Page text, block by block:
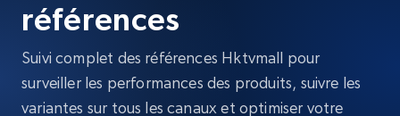
références
Suivi complet des références Hktvmall pour
surveiller les performances des produits, suivre les
variantes sur tous les canaux et optimiser votre